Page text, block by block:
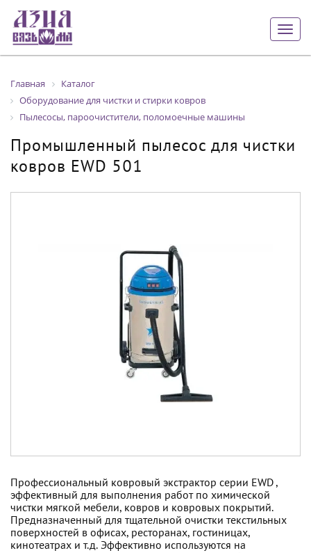
Главная
Каталог
Оборудование для чистки и стирки ковров
Пылесосы, пароочистители, поломоечные машины
Промышленный пылесос для чистки
ковров EWD 501
Профессиональный ковровый экстрактор серии EWD ,
эффективный для выполнения работ по химической
чистки мягкой мебели, ковров и ковровых покрытий.
Предназначенный для тщательной очистки текстильных
поверхностей в офисах, ресторанах, гостиницах,
кинотеатрах и т.д. Эффективно используются на